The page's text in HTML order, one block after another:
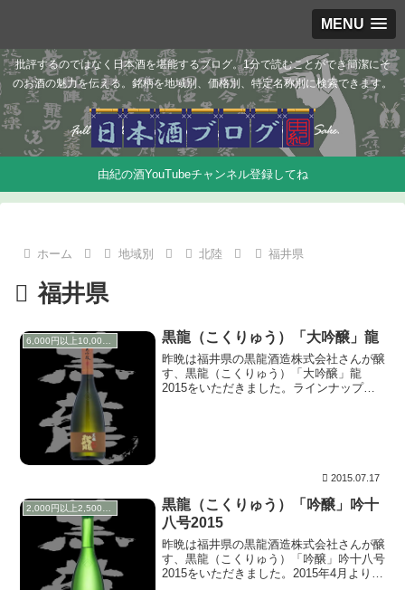
MENU
批評するのではなく日本酒を堪能するブログ。1分で読むことができ簡潔にそ
のお酒の魅力を伝える。銘柄を地域別、価格別、特定名称別に検索できます。
由紀の酒YouTubeチャンネル登録してね
ホーム 地域別 北陸 福井県
福井県
6,000円以上10,000円未満 黒龍（こくりゅう）「大吟醸」龍
昨晩は福井県の黒龍酒造株式会社さんが醸
す、黒龍（こくりゅう）「大吟醸」龍
2015をいただきました。ラインナップが
2015.07.17
2,000円以上2,500円未満
黒龍（こくりゅう）「吟醸」吟十
八号2015
昨晩は福井県の黒龍酒造株式会社さんが醸
す、黒龍（こくりゅう）「吟醸」吟十八号
2015をいただきました。2015年4月よりラ